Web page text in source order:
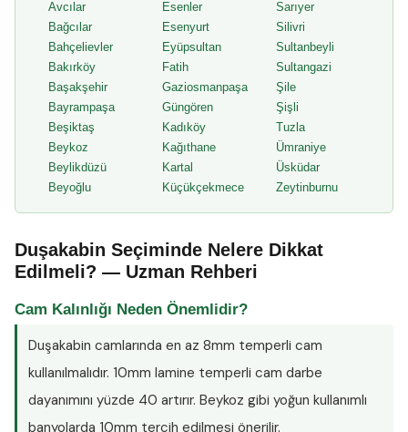
Avcılar
Bağcılar
Bahçelievler
Bakırköy
Başakşehir
Bayrampaşa
Beşiktaş
Beykoz
Beylikdüzü
Beyoğlu
Esenler
Esenyurt
Eyüpsultan
Fatih
Gaziosmanpaşa
Güngören
Kadıköy
Kağıthane
Kartal
Küçükçekmece
Sarıyer
Silivri
Sultanbeyli
Sultangazi
Şile
Şişli
Tuzla
Ümraniye
Üsküdar
Zeytinburnu
Duşakabin Seçiminde Nelere Dikkat
Edilmeli? — Uzman Rehberi
Cam Kalınlığı Neden Önemlidir?
Duşakabin camlarında en az 8mm temperli cam
kullanılmalıdır. 10mm lamine temperli cam darbe
dayanımını yüzde 40 artırır. Beykoz gibi yoğun kullanımlı
banyolarda 10mm tercih edilmesi önerilir.